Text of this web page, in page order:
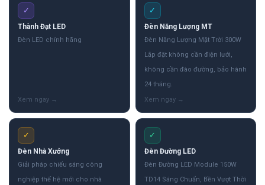
✓
Thành Đạt LED
Đèn LED chính hãng
✓
Đèn Năng Lượng MT
Đèn Năng Lượng Mặt Trời 300W
Lắp đặt không cần điện lưới,
không cần đào đường, bảo hành
24 tháng.
✓
Đèn Nhà Xưởng
Giải pháp chiếu sáng công
nghiệp thế hệ mới cho nhà
✓
Đèn Đường LED
Đèn Đường LED Module 150W
TD14 Sáng Chuẩn, Bền Vượt Thời